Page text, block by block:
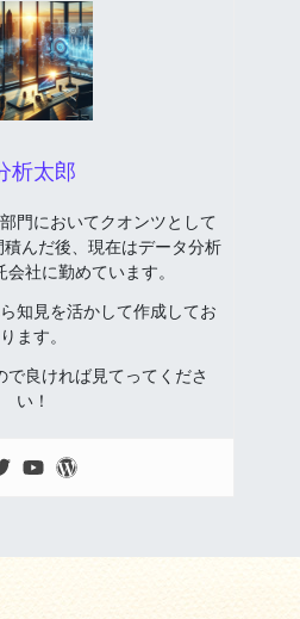
析太郎
門においてクオンツとして
んだ後、現在はデータ分析
社に勤めています。
知見を活かして作成してお
ります。
で良ければ見てってくださ
い！